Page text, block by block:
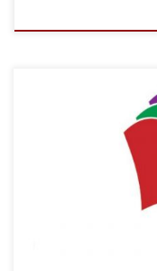
La creciente
políticas claramente
elecciones cuyos
acreedores, por un
día de las elecciones